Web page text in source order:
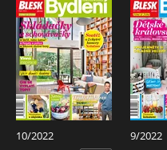
10/2022 9/2022